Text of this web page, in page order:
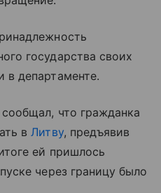
государства своих
в департаменте.
что гражданка
вЛитву, предъявив
ей пришлось
через границу было